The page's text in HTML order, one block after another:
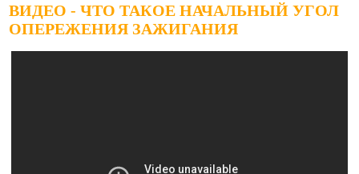
ВИДЕО - ЧТО ТАКОЕ НАЧАЛЬНЫЙ УГОЛ
ОПЕРЕЖЕНИЯ ЗАЖИГАНИЯ